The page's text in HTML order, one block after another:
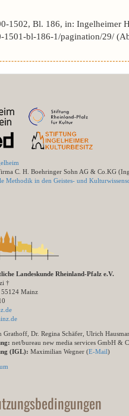
1502, Bl. 186, in: Ingelheimer
bl-186-1/pagination/29/
C. H. Boehringer Sohn AG & Co.KG
Methodik in den Geistes- und
Landeskunde Rheinland-Pfalz e.V.
†
55124 Mainz
Grathoff, Dr. Regina Schäfer, Ulrich
net/bureau new media services GmbH &
(IGL): Maximilian Wegner (E-Mail)